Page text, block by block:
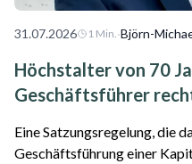
31.07.2026 1 Min.·Björn-
Höchstalter von 70
Geschäftsführer
Eine Satzungsregelung, die
Geschäftsführung einer